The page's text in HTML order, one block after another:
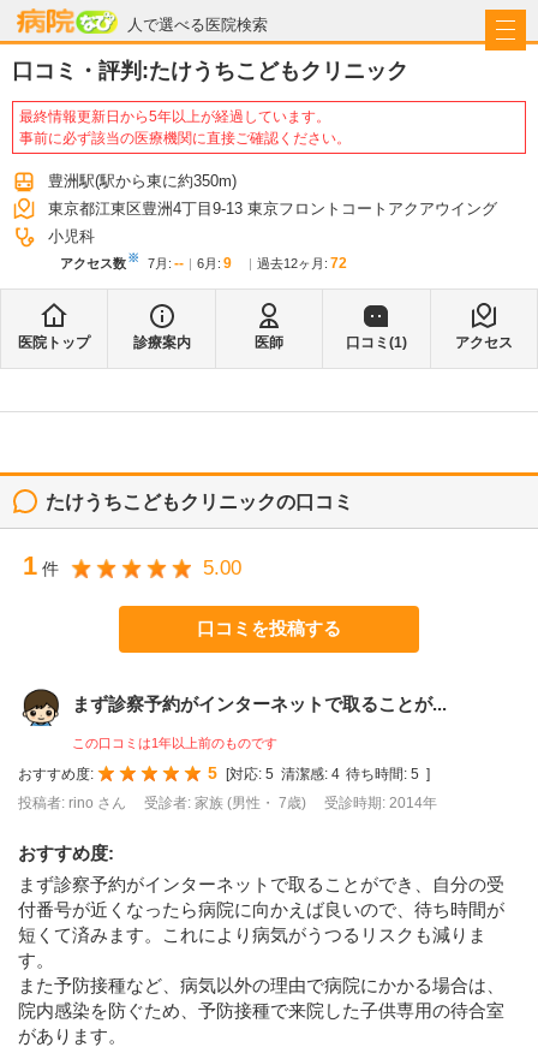
人で選べる医院検索
病院なび
口コミ・評判:たけうちこどもクリニック
最終情報更新日から5年以上が経過しています。
事前に必ず該当の医療機関に直接ご確認ください。
豊洲駅(駅から東に約350m)
東京都江東区豊洲4丁目9-13 東京フロントコートアクアウイング
小児科
アクセス数※ 7月 : -- 6月 : 9 過去12ヶ月: 72
医院トップ 診療案内 医師 口コミ(1) アクセス
たけうちこどもクリニックの口コミ
1 件 5.00
口コミを投稿する
まず診察予約がインターネットで取ることが...
この口コミは1年以上前のものです
おすすめ度: 5 [対応: 5 清潔感: 4 待ち時間: 5 ]
投稿者: rino さん
受診者: 家族 (男性・ 7歳) 受診時期: 2014年
おすすめ度:
まず診察予約がインターネットで取ることができ、自分の受
付番号が近くなったら病院に向かえば良いので、待ち時間が
短くて済みます。これにより病気がうつるリスクも減りま
す。
また予防接種など、病気以外の理由で病院にかかる場合は、
院内感染を防ぐため、予防接種で来院した子供専用の待合室
があります。